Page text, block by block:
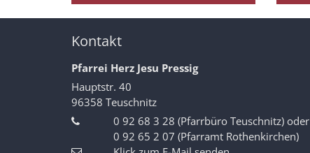
Kontakt
Pfarrei Herz Jesu Pressig
Hauptstr. 40
96358 Teuschnitz
0 92 68 3 28 (Pfarrbüro Teuschnitz) oder
0 92 65 2 07 (Pfarramt Rothenkirchen)